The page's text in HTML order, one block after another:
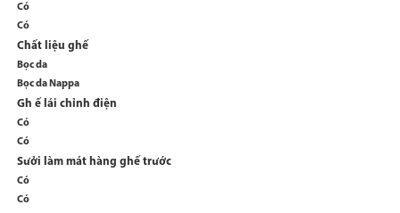
Có
Có
Chất liệu ghế
Bọc da
Bọc da Nappa
Gh ế lái chỉnh điện
Có
Có
Sưởi làm mát hàng ghế trước
Có
Có